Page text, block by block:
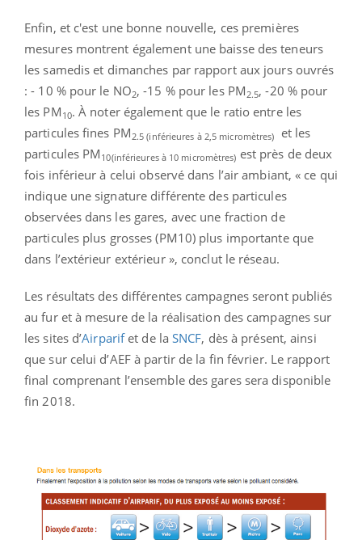
Enfin, et c'est une bonne nouvelle, ces premières
mesures montrent également une baisse des teneurs
les samedis et dimanches par rapport aux jours ouvrés
: - 10 % pour le NO2, -15 % pour les PM 2.5, -20 % pour
les PM 10. À noter également que le ratio entre les
particules fines PM 2.5 (inférieures à 2,5 micromètres)
et les
particules PM 10(inférieures à 10 micromètres) est près de deux
fois inférieur à celui observé dans l’air ambiant, « ce qui
indique une signature différente des particules
observées dans les gares, avec une fraction de
particules plus grosses (PM10) plus importante que
dans l’extérieur extérieur », conclut le réseau.
Les résultats des différentes campagnes seront publiés
au fur et à mesure de la réalisation des campagnes sur
les sites d’Airparifet de laSNCF, dès à présent, ainsi
que sur celui d’AEF à partir de la fin février. Le rapport
final comprenant l’ensemble des gares sera disponible
fin 2018.